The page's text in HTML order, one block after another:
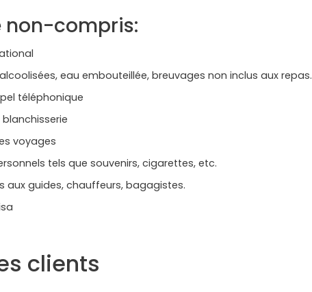
non-compris:
eau embouteillée, breuvages non inclus aux repas.
téléphonique
blanchisserie
voyages
tels que souvenirs, cigarettes, etc.
aux guides, chauffeurs, bagagistes.
clients